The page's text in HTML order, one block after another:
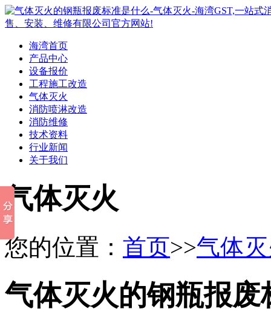
海湾首页
产品中心
设备报价
工程施工改造
气体灭火
消防喷淋改造
消防维修
技术资料
行业新闻
关于我们
气体灭火
您的位置： 首页>>气体
气体灭火的钢瓶报废